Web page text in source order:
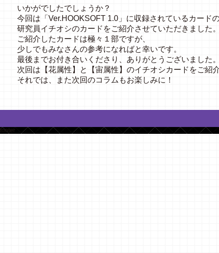
いかがでしたでしょうか？
今回は「Ver.HOOKSOFT 1.0」に収録されているカード
研究員イチオシのカードをご紹介させていただきました
ご紹介したカードは極々１部ですが、
少しでもみなさんの参考になればと幸いです。
最後までお付き合いくださり、ありがとうございました
次回は【花属性】と【宙属性】のイチオシカードをご紹
それでは、また次回のコラムもお楽しみに！
footer